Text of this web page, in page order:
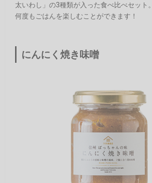
太いわし」の3種類が入った食べ比べセット。
何度もごはんを楽しむことができます！
にんにく焼き味噌